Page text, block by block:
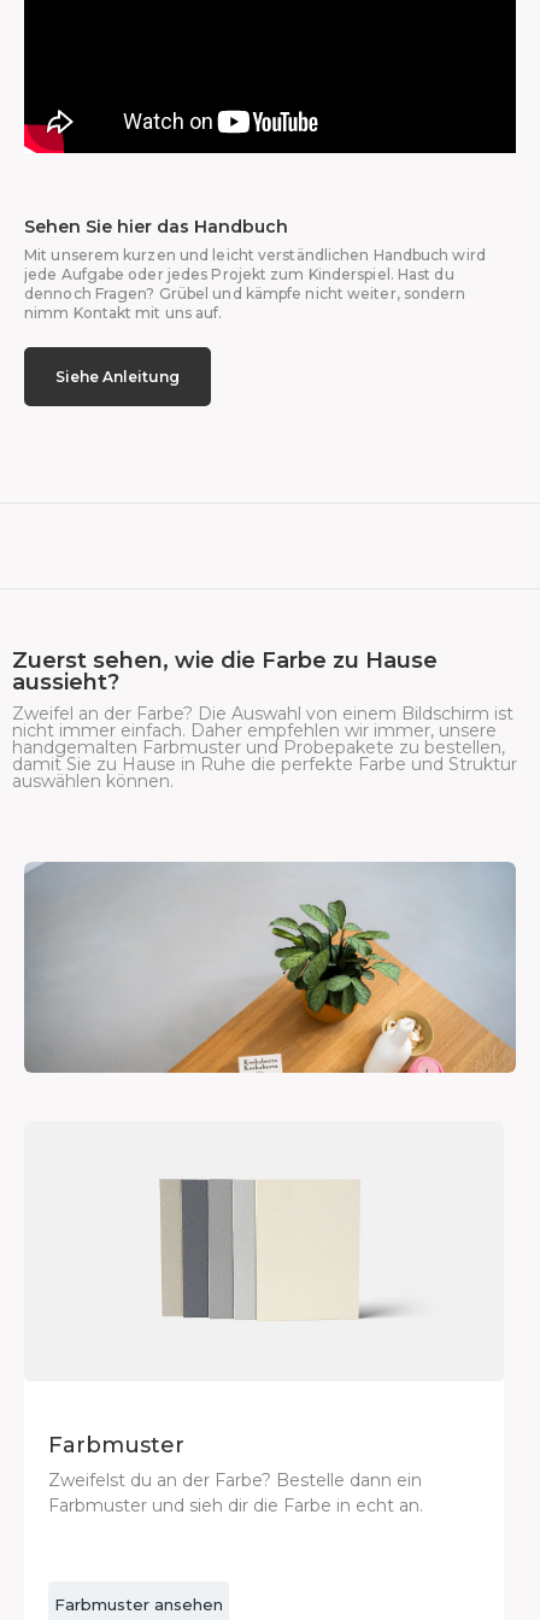
Sehen Sie hier das Handbuch
Mit unserem kurzen und leicht verständlichen Handbuch wird
jede Aufgabe oder jedes Projekt zum Kinderspiel. Hast du
dennoch Fragen? Grübel und kämpfe nicht weiter, sondern
nimm Kontakt mit uns auf.
Siehe Anleitung
Zuerst sehen, wie die Farbe zu Hause
aussieht?
Zweifel an der Farbe? Die Auswahl von einem Bildschirm ist
nicht immer einfach. Daher empfehlen wir immer, unsere
handgemalten Farbmuster und Probepakete zu bestellen,
damit Sie zu Hause in Ruhe die perfekte Farbe und Struktur
auswählen können.
Farbmuster
Zweifelst du an der Farbe? Bestelle dann ein
Farbmuster und sieh dir die Farbe in echt an.
Farbmuster ansehen